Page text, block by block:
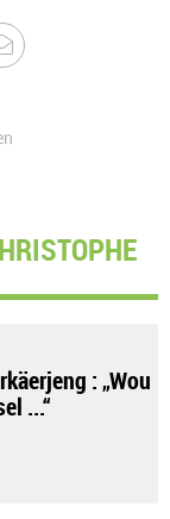
: „Wou
...“